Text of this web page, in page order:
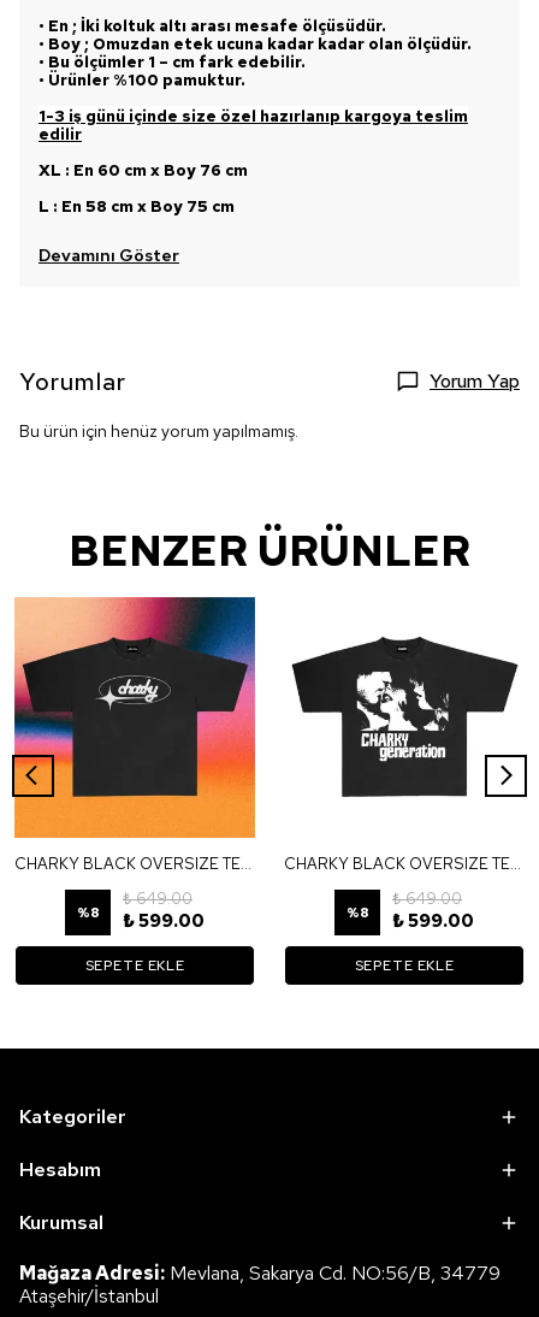
• En ; İki koltuk altı arası mesafe ölçüsüdür.
• Boy ; Omuzdan etek ucuna kadar kadar olan ölçüdür.
• Bu ölçümler 1 – cm fark edebilir.
• Ürünler %100 pamuktur.
1-3 iş günü içinde size özel hazırlanıp kargoya teslim
edilir
XL : En 60 cm x Boy 76 cm
L : En 58 cm x Boy 75 cm
Devamını Göster
Yorumlar Yorum Yap
Bu ürün için henüz yorum yapılmamış.
BENZER ÜRÜNLER
CHARKY BLACK OVERSIZE TEE TS82
%8
₺ 649.00
₺ 599.00
SEPETE EKLE
CHARKY BLACK OVERSIZE TEE TS41
%8
₺ 649.00
₺ 599.00
SEPETE EKLE
Kategoriler
Hesabım
Kurumsal
Mağaza Adresi: Mevlana, Sakarya Cd. NO:56/B, 34779
Ataşehir/İstanbul